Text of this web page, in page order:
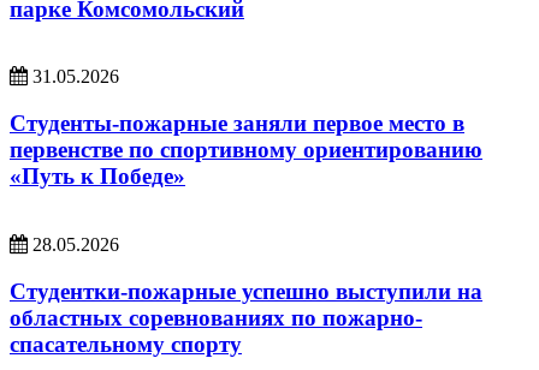
парке Комсомольский
31.05.2026
Студенты-пожарные заняли первое место в
первенстве по спортивному ориентированию
«Путь к Победе»
28.05.2026
Студентки-пожарные успешно выступили на
областных соревнованиях по пожарно-
спасательному спорту